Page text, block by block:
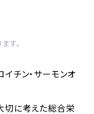
す。
イチン・サーモンオ
切に考えた総合栄